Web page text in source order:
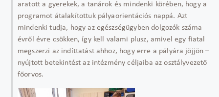
aratott a gyerekek, a tanárok és mindenki körében, hogy a
programot átalakítottuk pályaorientációs nappá. Azt
mindenki tudja, hogy az egészségügyben dolgozók száma
évről évre csökken, így kell valami plusz, amivel egy fiatal
megszerzi az indíttatást ahhoz, hogy erre a pályára jöjjön –
nyújtott betekintést az intézmény céljaiba az osztályvezető
főorvos.